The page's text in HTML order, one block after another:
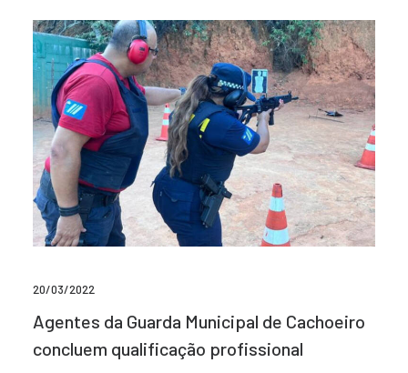
20/03/2022
Agentes da Guarda Municipal de Cachoeiro
concluem qualificação profissional